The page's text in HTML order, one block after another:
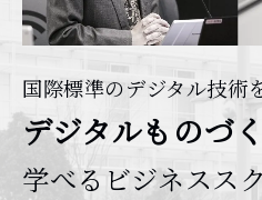
国際標準のデジタル技術
デジタルものづ
学べるビジネスス